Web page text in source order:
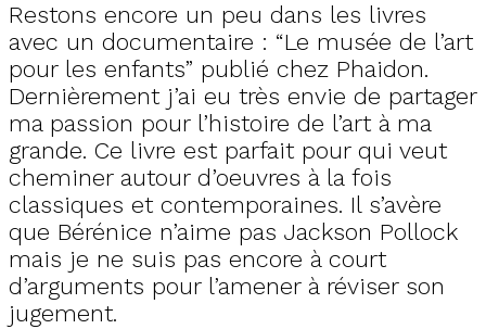
Restons encore un peu dans les livres
avec un documentaire : “Le musée de l’art
pour les enfants” publié chez Phaidon.
Dernièrement j’ai eu très envie de partager
ma passion pour l’histoire de l’art à ma
grande. Ce livre est parfait pour qui veut
cheminer autour d’oeuvres à la fois
classiques et contemporaines. Il s’avère
que Bérénice n’aime pas Jackson Pollock
mais je ne suis pas encore à court
d’arguments pour l’amener à réviser son
jugement.